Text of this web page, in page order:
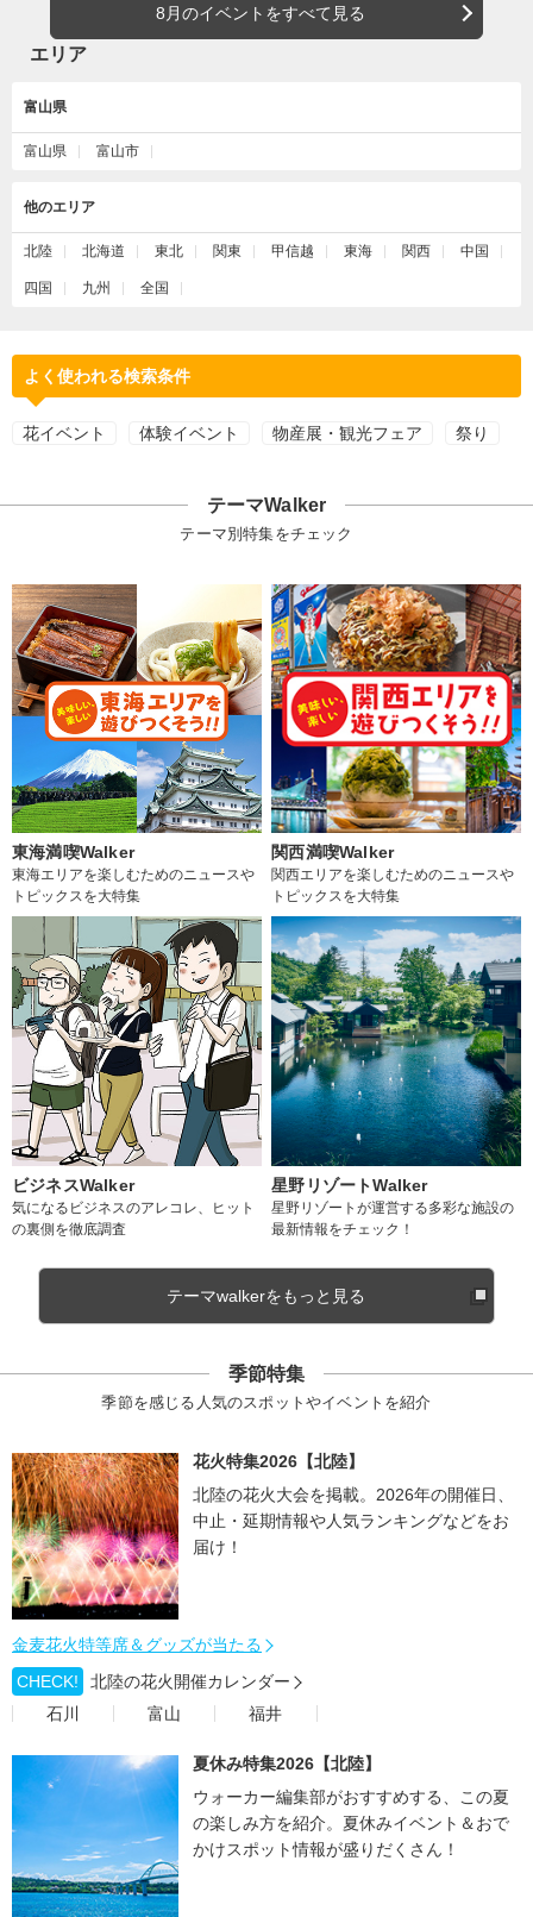
8月のイベントをすべて見る
エリア
富山県
富山県 富山市
他のエリア
北陸 北海道 東北 関東 甲信越 東海 関西 中国
四国 九州 全国
よく使われる検索条件
花イベント 体験イベント 物産展・観光フェア 祭り
テーマWalker
テーマ別特集をチェック
東海満喫Walker
東海エリアを楽しむためのニュースや
トピックスを大特集
関西満喫Walker
関西エリアを楽しむためのニュースや
トピックスを大特集
ビジネスWalker
気になるビジネスのアレコレ、ヒット
の裏側を徹底調査
星野リゾートWalker
星野リゾートが運営する多彩な施設の
最新情報をチェック！
テーマwalkerをもっと見る
季節特集
季節を感じる人気のスポットやイベントを紹介
花火特集2026【北陸】
北陸の花火大会を掲載。2026年の開催日、
中止・延期情報や人気ランキングなどをお
届け！
金麦花火特等席＆グッズが当たる
CHECK!
北陸の花火開催カレンダー
石川
富山 福井
夏休み特集2026【北陸】
ウォーカー編集部がおすすめする、この夏
の楽しみ方を紹介。夏休みイベント＆おで
かけスポット情報が盛りだくさん！